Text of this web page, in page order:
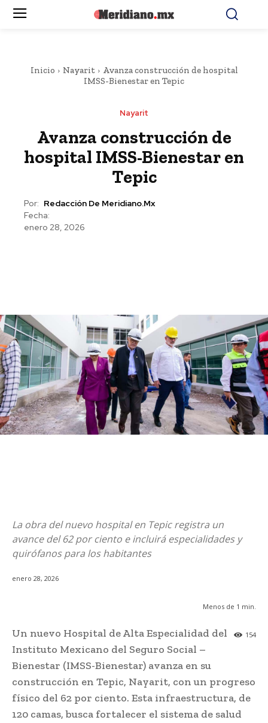
Inicio Nayarit
Avanza construcción de hospital
IMSS-Bienestar en Tepic
Nayarit
Avanza construcción de
hospital IMSS-Bienestar en
Tepic
Por: Redacción De Meridiano.mx
Fecha:
enero 28, 2026
La obra del nuevo hospital en Tepic registra un
avance del 62 por ciento e incluirá especialidades y
quirófanos para los habitantes
enero 28, 2026
Menos de 1 min.
154
Un nuevo Hospital de Alta Especialidad del
Instituto Mexicano del Seguro Social –
Bienestar (IMSS-Bienestar) avanza en su
construcción en Tepic, Nayarit, con un progreso
físico del 62 por ciento. Esta infraestructura, de
120 camas, busca fortalecer el sistema de salud